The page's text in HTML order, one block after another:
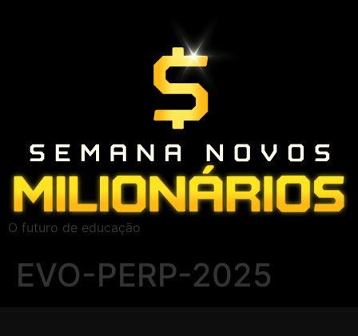
O futuro de educação
EVO-PERP-2025